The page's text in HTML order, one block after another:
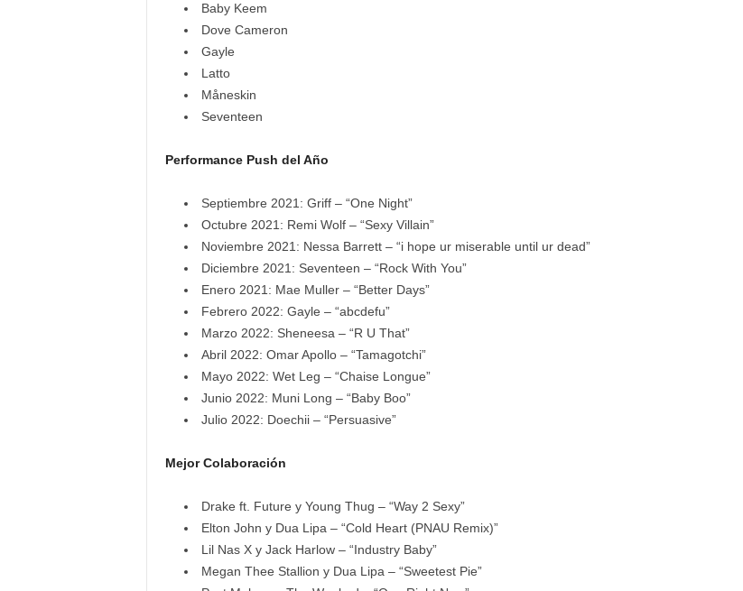
Baby Keem
Dove Cameron
Gayle
Latto
Måneskin
Seventeen
Performance Push del Año
Septiembre 2021: Griff – “One Night”
Octubre 2021: Remi Wolf – “Sexy Villain”
Noviembre 2021: Nessa Barrett – “i hope ur miserable until ur dead”
Diciembre 2021: Seventeen – “Rock With You”
Enero 2021: Mae Muller – “Better Days”
Febrero 2022: Gayle – “abcdefu”
Marzo 2022: Sheneesa – “R U That”
Abril 2022: Omar Apollo – “Tamagotchi”
Mayo 2022: Wet Leg – “Chaise Longue”
Junio 2022: Muni Long – “Baby Boo”
Julio 2022: Doechii – “Persuasive”
Mejor Colaboración
Drake ft. Future y Young Thug – “Way 2 Sexy”
Elton John y Dua Lipa – “Cold Heart (PNAU Remix)”
Lil Nas X y Jack Harlow – “Industry Baby”
Megan Thee Stallion y Dua Lipa – “Sweetest Pie”